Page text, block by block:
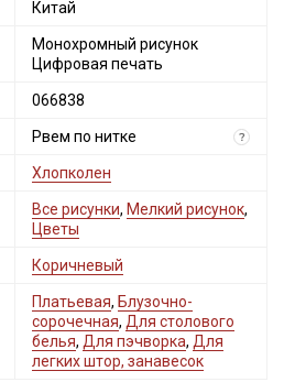
Китай
Монохромный рисунок
Цифровая печать
066838
Рвем по нитке ?
Хлопколен
Все рисунки, Мелкий рисунок,
Цветы
Коричневый
Платьевая, Блузочно-
сорочечная, Для столового
белья, Для пэчворка, Для
легких штор, занавесок